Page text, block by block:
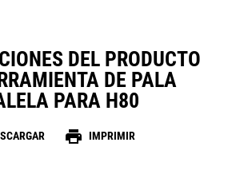
DEL PRODUCTO
DE PALA
PARA H80
print IMPRIMIR